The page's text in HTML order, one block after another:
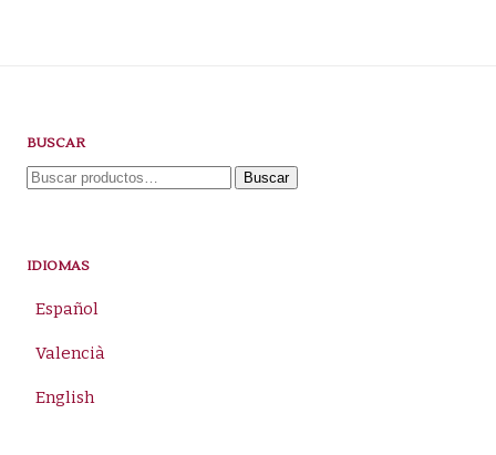
BUSCAR
Buscar
Buscar
IDIOMAS
Español
Valencià
English